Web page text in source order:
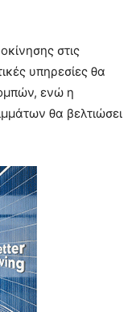
στις
υπηρεσίες θα
ενώ η
θα βελτιώσει